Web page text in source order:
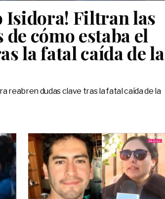
Isidora! Filtran las
cómo estaba el
la fatal caída de la
reabren dudas clave tras la fatal caída de la